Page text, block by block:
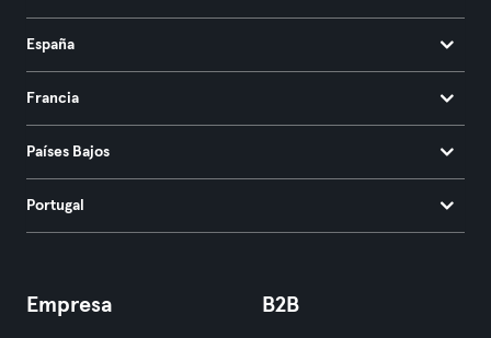
España
Francia
Países Bajos
Portugal
Empresa B2B